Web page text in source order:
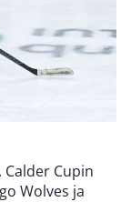
Cupin
Wolves ja